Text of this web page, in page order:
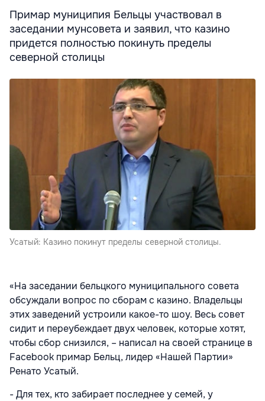
Примар муниципия Бельцы участвовал в
заседании мунсовета и заявил, что казино
придется полностью покинуть пределы
северной столицы
Усатый: Казино покинут пределы северной столицы.
«На заседании бельцкого муниципального совета
обсуждали вопрос по сборам с казино. Владельцы
этих заведений устроили какое-то шоу. Весь совет
сидит и переубеждает двух человек, которые хотят,
чтобы сбор снизился, – написал на своей странице в
Facebook примар Бельц, лидер «Нашей Партии»
Ренато Усатый.
- Для тех, кто забирает последнее у семей, у